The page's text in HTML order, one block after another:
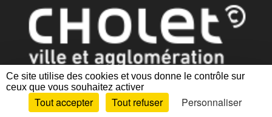
Ce site utilise des cookies et vous donne le contrôle sur
ceux que vous souhaitez activer
Tout accepter Tout refuser
Personnaliser
Mentions légales|Politique de confidentialité
des cookies |Plan du site Accessibilité : partiellement conforme